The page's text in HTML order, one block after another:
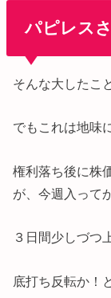
パピレス
そんな大したこ
でもこれは地味
権利落ち後に株
が、今週入って
３日間少しづつ
底打ち反転か！